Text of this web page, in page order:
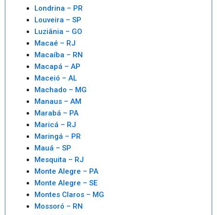
Londrina – PR
Louveira – SP
Luziânia – GO
Macaé – RJ
Macaíba – RN
Macapá – AP
Maceió – AL
Machado – MG
Manaus – AM
Marabá – PA
Maricá – RJ
Maringá – PR
Mauá – SP
Mesquita – RJ
Monte Alegre – PA
Monte Alegre – SE
Montes Claros – MG
Mossoró – RN